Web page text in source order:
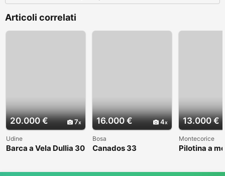
Articoli correlati
20.000 € 7
Udine
Barca a Vela Dullia 30
16.000 € 4
Bosa
Canados 33
13.000 €
Montecorice
Pilotina a